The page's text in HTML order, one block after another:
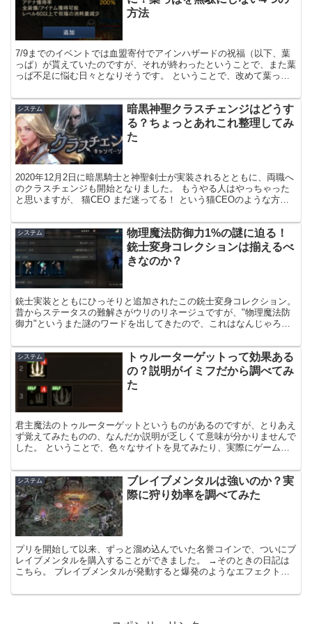
方法
7/9までのイベントでは血盟寄付でアインハザードの祝福（以下、葉
っぱ）が貰えていたのですが、それが終わったということで、また葉
っぱ不足に悩む日々となりそうです。 ということで、改めて葉っぱ
システム
暗黒神聖クラスチェンジはどうす
る？ちょっとあれこれ整理してみ
た
2020年12月2日に暗黒騎士と神聖剣士が実装されるとともに、両職へ
のクラスチェンジも開始となりました。 もうやる人はやっちゃった
と思いますが、 猫CEO まだ迷ってる！ という猫CEOのような方も
システム
物理魔法防御力1%の謎に迫る！
銃士変身コレクションは揃えるべ
きなのか？
銃士実装とともにひっそりと追加されたこの銃士変身コレクション。
昔からステータスの難解さがウリのリネージュですが、"物理魔法防
御力"というまた謎のワードを出してきたので、これはなんじゃろう
システム
トゥルーターゲットって効果ある
の？説明がイミフだから調べてみ
た
君主魔法のトゥルーターゲットというものがあるのですが、とりあえ
ず覚えてみたものの、なんだか説明が乏しくて意味が分かりませんで
した。 ということで、色々なサイトを見てみたり、実際にゲーム内
システム
ブレイブメンタルは強いのか？実
際に狩り効率を調べてみた
プリを開始して以来、ずっと溜め込んでいた名誉コインで、ついにブ
レイブメンタルを購入することができました。 →そのときの日記は
こちら。 ブレイブメンタルが発動すると爆発のようなエフェクトが